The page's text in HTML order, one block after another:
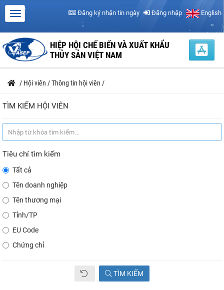
Đăng ký nhận tin ngày Đăng nhập English
HIỆP HỘI CHẾ BIẾN VÀ XUẤT KHẨU
THỦY SẢN VIỆT NAM
/ Hội viên /Thông tin hội viên /
TÌM KIẾM HỘI VIÊN
Tiêu chí tìm kiếm
Tất cả
Tên doanh nghiệp
Tên thương mại
Tỉnh/TP
EU Code
Chứng chỉ
TÌM KIẾM